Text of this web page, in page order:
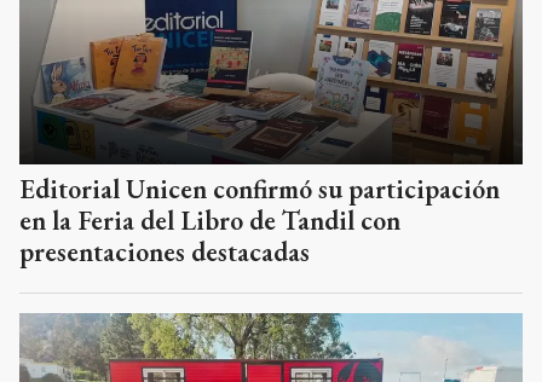
Editorial Unicen confirmó su participación
en la Feria del Libro de Tandil con
presentaciones destacadas